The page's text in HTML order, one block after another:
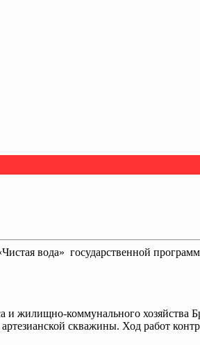
вода» государственной
и жилищно-коммунального хозяйства
скважины. Ход работ